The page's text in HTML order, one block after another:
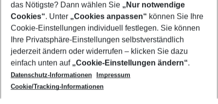
Footer
Footer navigation
Über uns
AGB
Cookie-Einstellungen ändern
Cookie-Richtlinie
Datenschutz
Service & Hilfe
Barrierefreies Reisen
Check-in
Folgen Sie uns
das Nötigste? Dann wählen Sie „Nur notwendige
Cookies“. Unter „Cookies anpassen“ können Sie Ihre
Cookie-Einstellungen individuell festlegen. Sie können
Ihre Privatsphäre-Einstellungen selbstverständlich
jederzeit ändern oder widerrufen – klicken Sie dazu
einfach unten auf „Cookie-Einstellungen ändern“.
Datenschutz-Informationen
Impressum
Cookie/Tracking-Informationen